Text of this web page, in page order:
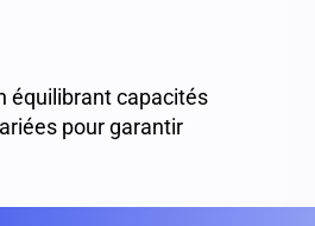
équilibrant capacités
pour garantir